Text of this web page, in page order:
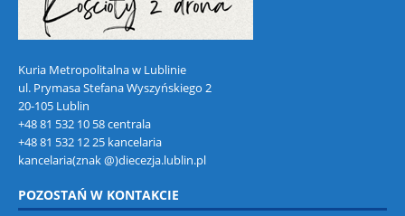
Kuria Metropolitalna w Lublinie
ul. Prymasa Stefana Wyszyńskiego 2
20-105 Lublin
+48 81 532 10 58 centrala
+48 81 532 12 25 kancelaria
kancelaria(znak @)diecezja.lublin.pl
POZOSTAŃ W KONTAKCIE